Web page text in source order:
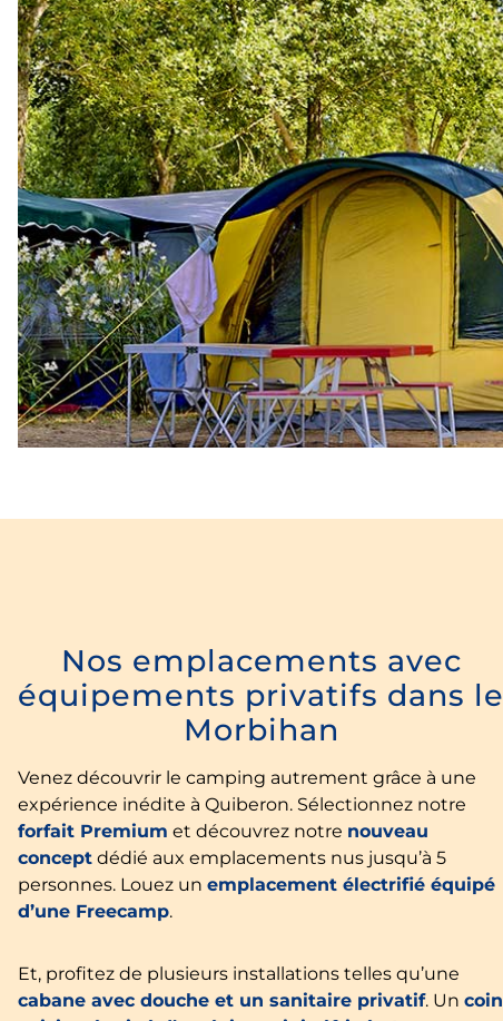
Nos emplacements avec
équipements privatifs dans le
Morbihan
Venez découvrir le camping autrement grâce à une
expérience inédite à Quiberon. Sélectionnez notre
forfait Premium et découvrez notre nouveau
concept dédié aux emplacements nus jusqu’à 5
personnes. Louez un emplacement électrifié équipé
d’une Freecamp.
Et, profitez de plusieurs installations telles qu’une
cabane avec douche et un sanitaire privatif. Un coin